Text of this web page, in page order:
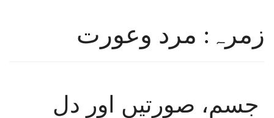
زمرہ: مرد وعورت
جسم، صورتیں اور دل